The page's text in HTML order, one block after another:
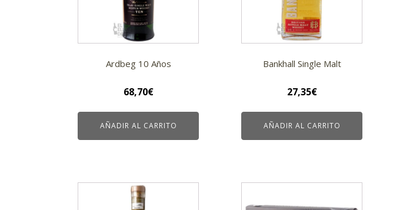
Ardbeg 10 Años
68,70€
AÑADIR AL CARRITO
Bankhall Single Malt
27,35€
AÑADIR AL CARRITO